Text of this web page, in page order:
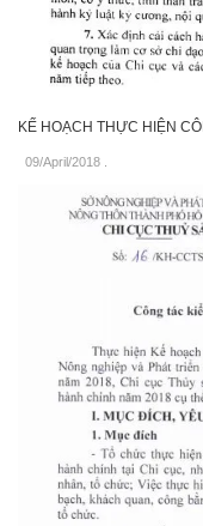
KẾ HOẠCH THỰC HIỆN
09/April/2018